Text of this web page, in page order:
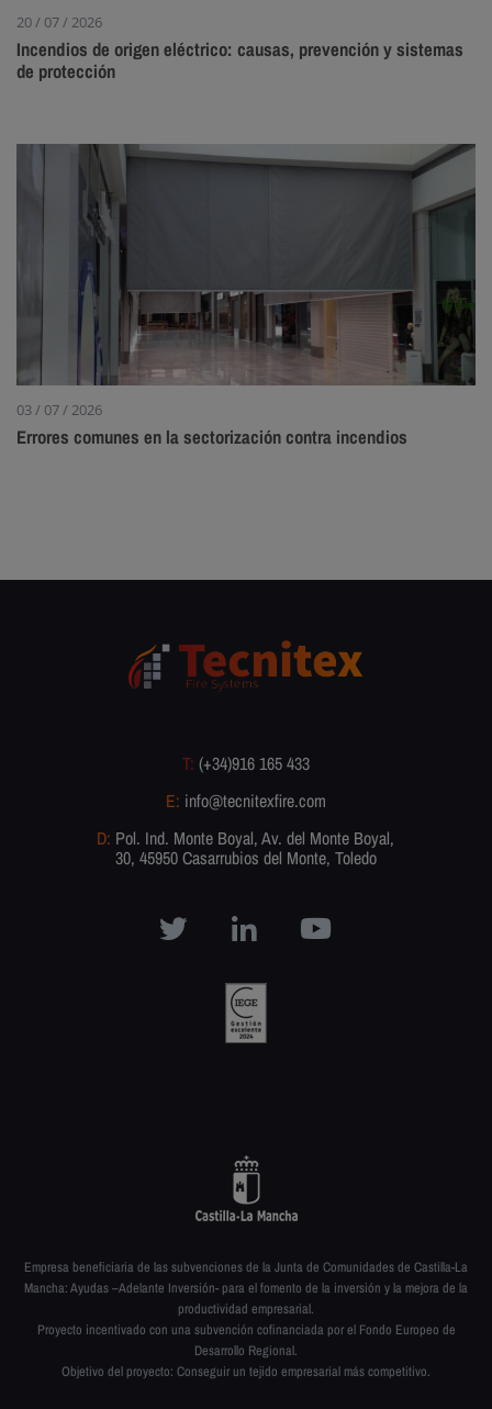
20 / 07 / 2026
Incendios de origen eléctrico: causas, prevención y sistemas
de protección
03 / 07 / 2026
Errores comunes en la sectorización contra incendios
T: (+34)916 165 433
E: info@tecnitexfire.com
D: Pol. Ind. Monte Boyal, Av. del Monte Boyal,
30, 45950 Casarrubios del Monte, Toledo
Empresa beneficiaria de las subvenciones de la Junta de Comunidades de Castilla-La
Mancha: Ayudas –Adelante Inversión- para el fomento de la inversión y la mejora de la
productividad empresarial.
Proyecto incentivado con una subvención cofinanciada por el Fondo Europeo de
Desarrollo Regional.
Objetivo del proyecto: Conseguir un tejido empresarial más competitivo.